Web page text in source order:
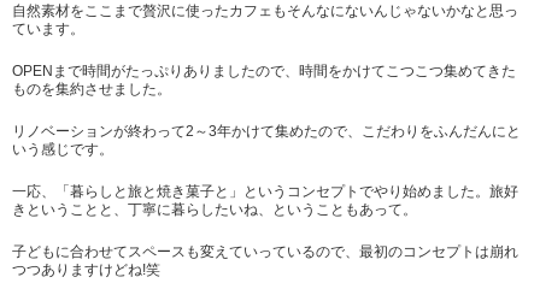
自然素材をここまで贅沢に使ったカフェもそんなにないんじゃないかなと思っ
ています。
OPENまで時間がたっぷりありましたので、時間をかけてこつこつ集めてきた
ものを集約させました。
リノベーションが終わって2～3年かけて集めたので、こだわりをふんだんにと
いう感じです。
一応、「暮らしと旅と焼き菓子と」というコンセプトでやり始めました。旅好
きということと、丁寧に暮らしたいね、ということもあって。
子どもに合わせてスペースも変えていっているので、最初のコンセプトは崩れ
つつありますけどね!笑